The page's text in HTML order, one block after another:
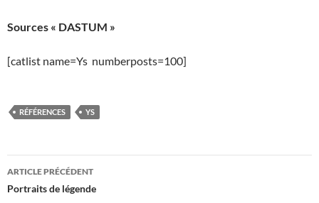
Sources « DASTUM »
[catlist name=Ys numberposts=100]
RÉFÉRENCES YS
Navigation
des
ARTICLE PRÉCÉDENT
Portraits de légende